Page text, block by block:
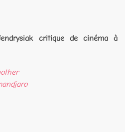
critique de cinéma à